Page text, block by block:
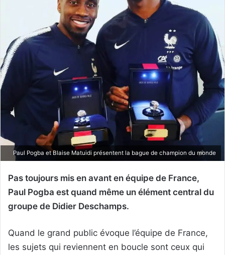
Paul Pogba et Blaise Matuidi présentent la bague de champion du monde
Pas toujours mis en avant en équipe de France,
Paul Pogba est quand même un élément central du
groupe de Didier Deschamps.
Quand le grand public évoque l’équipe de France,
les sujets qui reviennent en boucle sont ceux qui